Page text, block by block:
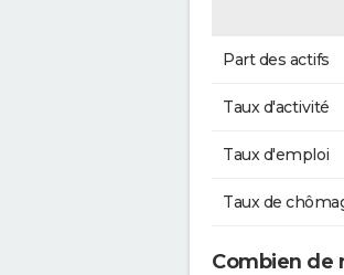
Part des actifs
Taux d'activité
Taux d'emploi
Taux de
Combien de